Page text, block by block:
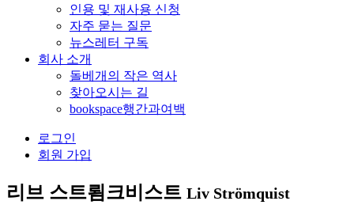
인용 및 재사용 신청
자주 묻는 질문
뉴스레터 구독
회사 소개
돌베개의 작은 역사
찾아오시는 길
bookspace행간과여백
로그인
회원 가입
리브 스트룀크비스트 Liv Strömquist